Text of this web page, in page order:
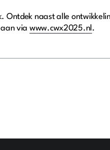
naast alle
via www.cwx2025.nl .